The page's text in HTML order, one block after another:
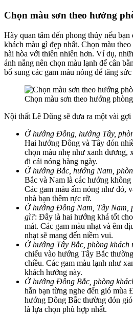
Chọn màu sơn theo hướng
Hãy quan tâm đến phong thủy nếu bạn
khách màu gì đẹp nhất. Chọn màu
hài hòa với thiên nhiên hơn. Ví dụ,
ánh nắng nên chọn màu lạnh để cân
bổ sung các gam màu nóng để tăng sức
Chọn màu sơn theo hướng
Nội thất Lê Dũng sẽ đưa ra một vài gợi
Ở hướng Đông, hướng Tây,
Hai hướng Đông và Tây đón
chọn màu nhẹ như xanh dương,
đi cái nóng hàng ngày.
Ở hướng Bắc, hướng Nam,
Bắc và Nam là các hướng
Các gam màu ấm nóng như đỏ,
nhà bạn thêm rực rỡ.
Ở hướng Đông Nam, Tây Nam,
gì?: Đây là hai hướng khá tốt
mát. Các gam màu nhạt và êm
nhạt sẽ mang đến niềm vui.
Ở hướng Tây Bắc, phòng khách
chiếu vào hướng Tây Bắc
chiều. Các gam màu lạnh như
khách hướng này.
Ở hướng Đông Bắc, phòng
hẳn bạn từng nghe đến gió mùa
hướng Đông Bắc thường đón
là lựa chọn phù hợp nhất.